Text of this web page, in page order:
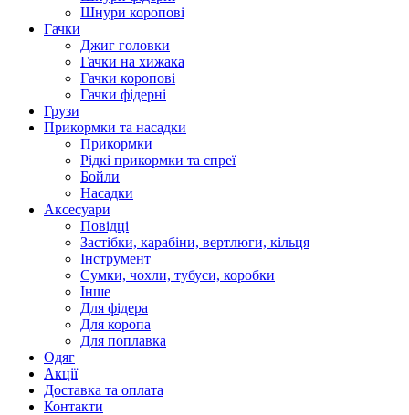
Шнури коропові
Гачки
Джиг головки
Гачки на хижака
Гачки коропові
Гачки фідерні
Грузи
Прикормки та насадки
Прикормки
Рідкі прикормки та спреї
Бойли
Насадки
Аксесуари
Повідці
Застібки, карабіни, вертлюги, кільця
Інструмент
Сумки, чохли, тубуси, коробки
Інше
Для фідера
Для коропа
Для поплавка
Одяг
Акції
Доставка та оплата
Контакти